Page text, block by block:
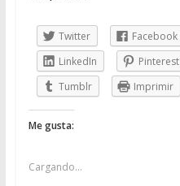
Twitter Facebook
LinkedIn
Pinterest
Tumblr
Imprimir
Me gusta:
Cargando...